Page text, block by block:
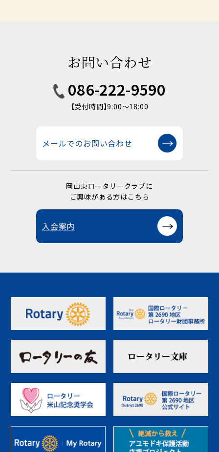
お問い合わせ
086-222-9590
【受付時間】9:00〜18:00
メールでのお問い合わせ
岡山東ロータリークラブに
ご興味がある方はこちら
入会案内